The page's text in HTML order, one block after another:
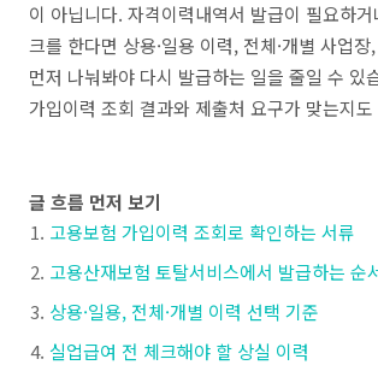
이 아닙니다. 자격이력내역서 발급이 필요하
크를 한다면 상용·일용 이력, 전체·개별 사업
먼저 나눠봐야 다시 발급하는 일을 줄일 수 있
가입이력 조회 결과와 제출처 요구가 맞는지
글 흐름 먼저 보기
고용보험 가입이력 조회로 확인하는 서류
고용산재보험 토탈서비스에서 발급하는 순
상용·일용, 전체·개별 이력 선택 기준
실업급여 전 체크해야 할 상실 이력